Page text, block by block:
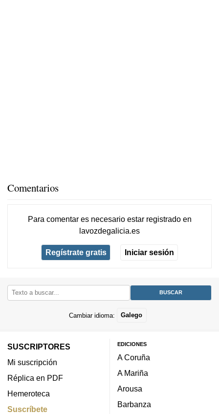
Comentarios
Para comentar es necesario estar registradoen
lavozdegalicia.es
Regístrate gratis Iniciar sesión
Cambiar idioma: Galego
SUSCRIPTORES
Mi suscripción
Réplica en PDF
Hemeroteca
Suscríbete
EDICIONES
A Coruña
A Mariña
Arousa
Barbanza